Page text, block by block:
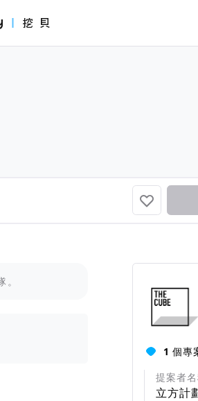
的群眾集資 / 群眾募資平台
。
1 個專
提案者
立方計